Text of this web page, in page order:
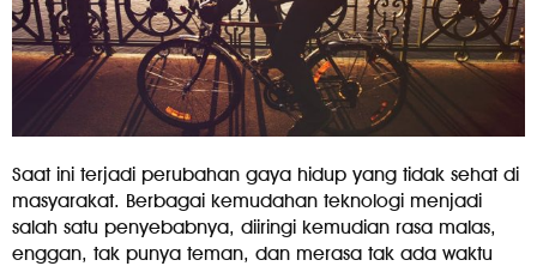
Saat ini terjadi perubahan gaya hidup yang tidak sehat di
masyarakat. Berbagai kemudahan teknologi menjadi
salah satu penyebabnya, diiringi kemudian rasa malas,
enggan, tak punya teman, dan merasa tak ada waktu